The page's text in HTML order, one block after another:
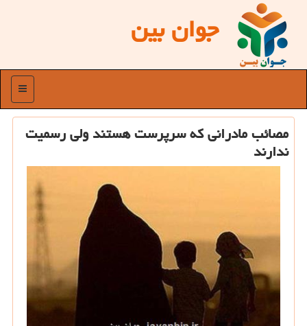
جوان بین
منو
مصائب مادرانی كه سرپرست هستند ولی رسمیت
ندارند